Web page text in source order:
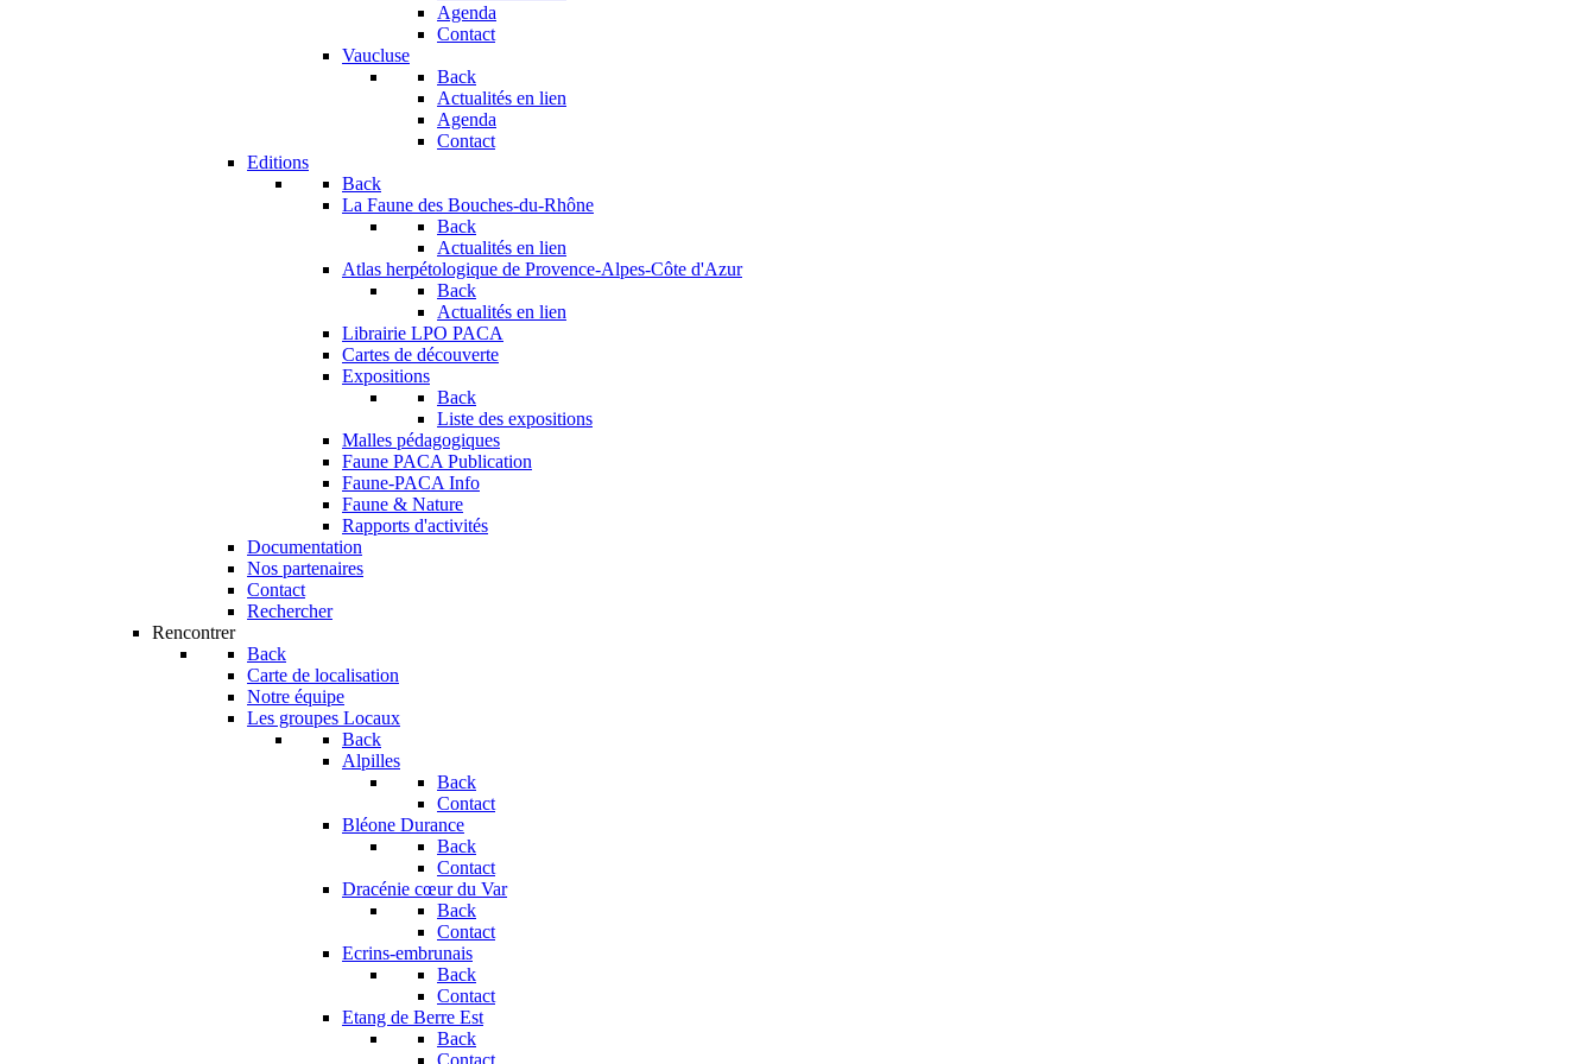
Agenda
Contact
Vaucluse
Back
Actualités en lien
Agenda
Contact
Editions
Back
La Faune des Bouches-du-Rhône
Back
Actualités en lien
Atlas herpétologique de Provence-Alpes-Côte d'Azur
Back
Actualités en lien
Librairie LPO PACA
Cartes de découverte
Expositions
Back
Liste des expositions
Malles pédagogiques
Faune PACA Publication
Faune-PACA Info
Faune & Nature
Rapports d'activités
Documentation
Nos partenaires
Contact
Rechercher
Rencontrer
Back
Carte de localisation
Notre équipe
Les groupes Locaux
Back
Alpilles
Back
Contact
Bléone Durance
Back
Contact
Dracénie cœur du Var
Back
Contact
Ecrins-embrunais
Back
Contact
Etang de Berre Est
Back
Contact